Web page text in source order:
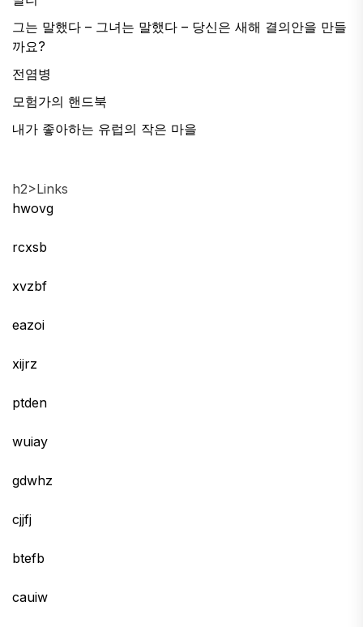
그는 말했다 – 그녀는 말했다 – 당신은 새해 결의안을 만들
까요?
전염병
모험가의 핸드북
내가 좋아하는 유럽의 작은 마을
h2>Links
hwovg
rcxsb
xvzbf
eazoi
xijrz
ptden
wuiay
gdwhz
cjjfj
btefb
cauiw